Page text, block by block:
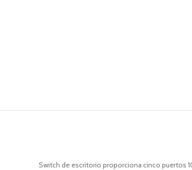
Switch de escritorio proporciona cinco puertos